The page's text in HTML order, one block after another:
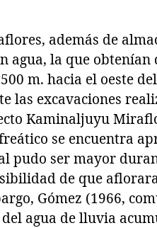
además de
agua, la que
m. hacia el oeste
las excavaciones
Kaminaljuyu
se encuentra
pudo ser mayor
de que
Gómez (1966,
agua de lluvia